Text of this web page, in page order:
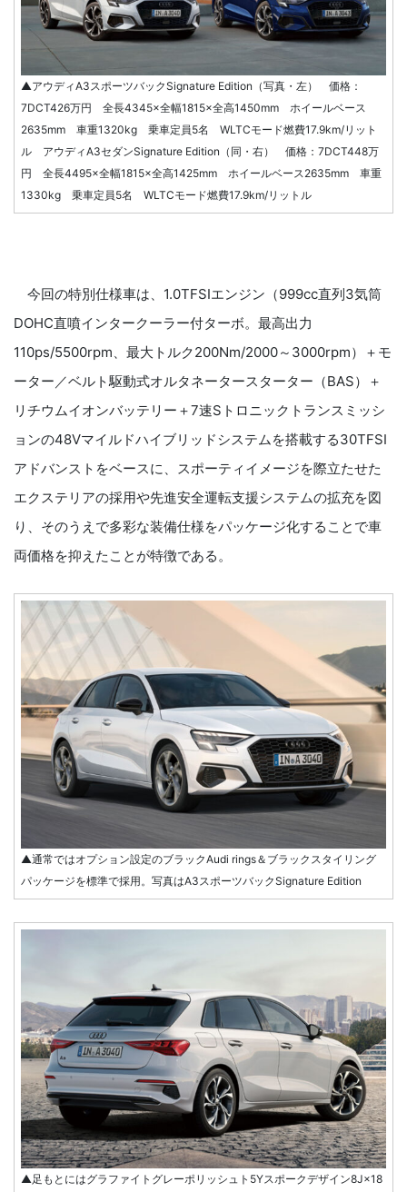
▲アウディA3スポーツバックSignature Edition（写真・左） 価格：
7DCT426万円 全長4345×全幅1815×全高1450mm ホイールベース
2635mm 車重1320kg 乗車定員5名 WLTCモード燃費17.9km/リット
ル アウディA3セダンSignature Edition（同・右） 価格：7DCT448万
円 全長4495×全幅1815×全高1425mm ホイールベース2635mm 車重
1330kg 乗車定員5名 WLTCモード燃費17.9km/リットル
今回の特別仕様車は、1.0TFSIエンジン（999cc直列3気筒
DOHC直噴インタークーラー付ターボ。最高出力
110ps/5500rpm、最大トルク200Nm/2000～3000rpm）＋モ
ーター／ベルト駆動式オルタネータースターター（BAS）＋
リチウムイオンバッテリー＋7速Sトロニックトランスミッシ
ョンの48Vマイルドハイブリッドシステムを搭載する30TFSI
アドバンストをベースに、スポーティイメージを際立たせた
エクステリアの採用や先進安全運転支援システムの拡充を図
り、そのうえで多彩な装備仕様をパッケージ化することで車
両価格を抑えたことが特徴である。
▲通常ではオプション設定のブラックAudi rings＆ブラックスタイリング
パッケージを標準で採用。写真はA3スポーツバックSignature Edition
▲足もとにはグラファイトグレーポリッシュト5Yスポークデザイン8J×18